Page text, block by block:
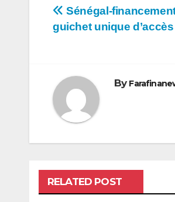
Navigation
de
Sénégal-
guichet unique
By
RELATED POST